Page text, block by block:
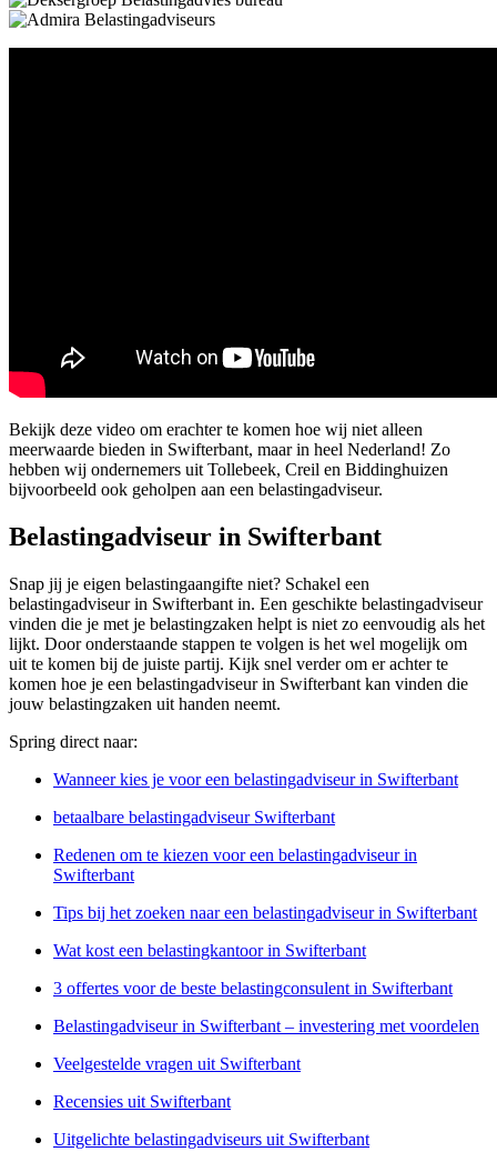
Bekijk deze video om erachter te komen hoe wij niet alleen
meerwaarde bieden in Swifterbant, maar in heel Nederland! Zo
hebben wij ondernemers uit Tollebeek, Creil en Biddinghuizen
bijvoorbeeld ook geholpen aan een belastingadviseur.
Belastingadviseur in Swifterbant
Snap jij je eigen belastingaangifte niet? Schakel een
belastingadviseur in Swifterbant in. Een geschikte belastingadviseur
vinden die je met je belastingzaken helpt is niet zo eenvoudig als het
lijkt. Door onderstaande stappen te volgen is het wel mogelijk om
uit te komen bij de juiste partij. Kijk snel verder om er achter te
komen hoe je een belastingadviseur in Swifterbant kan vinden die
jouw belastingzaken uit handen neemt.
Spring direct naar:
Wanneer kies je voor een belastingadviseur in Swifterbant
betaalbare belastingadviseur Swifterbant
Redenen om te kiezen voor een belastingadviseur in
Swifterbant
Tips bij het zoeken naar een belastingadviseur in Swifterbant
Wat kost een belastingkantoor in Swifterbant
3 offertes voor de beste belastingconsulent in Swifterbant
Belastingadviseur in Swifterbant – investering met voordelen
Veelgestelde vragen uit Swifterbant
Recensies uit Swifterbant
Uitgelichte belastingadviseurs uit Swifterbant